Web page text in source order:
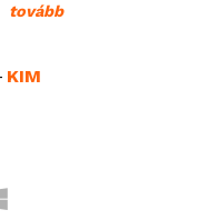
tovább
KIM